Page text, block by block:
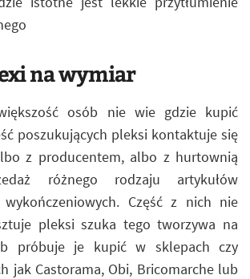
na wymiar
osób nie wie gdzie kupić
poszukujących pleksi kontaktuje się
z producentem, albo z hurtownią
różnego rodzaju artykułów
Część z nich nie
pleksi szuka tego tworzywa na
próbuje je kupić w sklepach czy
jak Castorama, Obi, Bricomarche lub